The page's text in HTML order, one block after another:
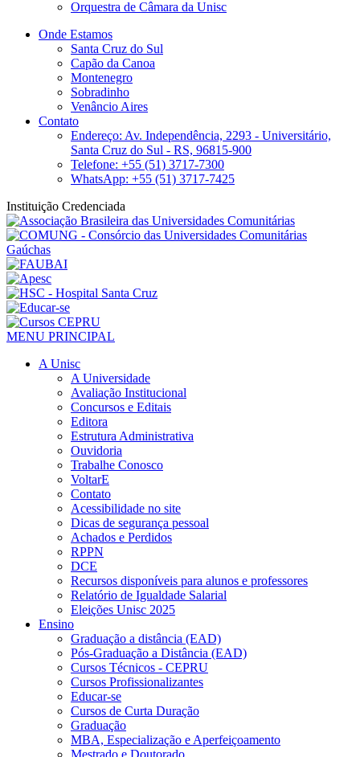
Orquestra de Câmara da Unisc
Onde Estamos
Santa Cruz do Sul
Capão da Canoa
Montenegro
Sobradinho
Venâncio Aires
Contato
Endereço: Av. Independência, 2293 - Universitário,
Santa Cruz do Sul - RS, 96815-900
Telefone: +55 (51) 3717-7300
WhatsApp: +55 (51) 3717-7425
Instituição Credenciada
MENU PRINCIPAL
A Unisc
A Universidade
Avaliação Institucional
Concursos e Editais
Editora
Estrutura Administrativa
Ouvidoria
Trabalhe Conosco
VoltarE
Contato
Acessibilidade no site
Dicas de segurança pessoal
Achados e Perdidos
RPPN
DCE
Recursos disponíveis para alunos e professores
Relatório de Igualdade Salarial
Eleições Unisc 2025
Ensino
Graduação a distância (EAD)
Pós-Graduação a Distância (EAD)
Cursos Técnicos - CEPRU
Cursos Profissionalizantes
Educar-se
Cursos de Curta Duração
Graduação
MBA, Especialização e Aperfeiçoamento